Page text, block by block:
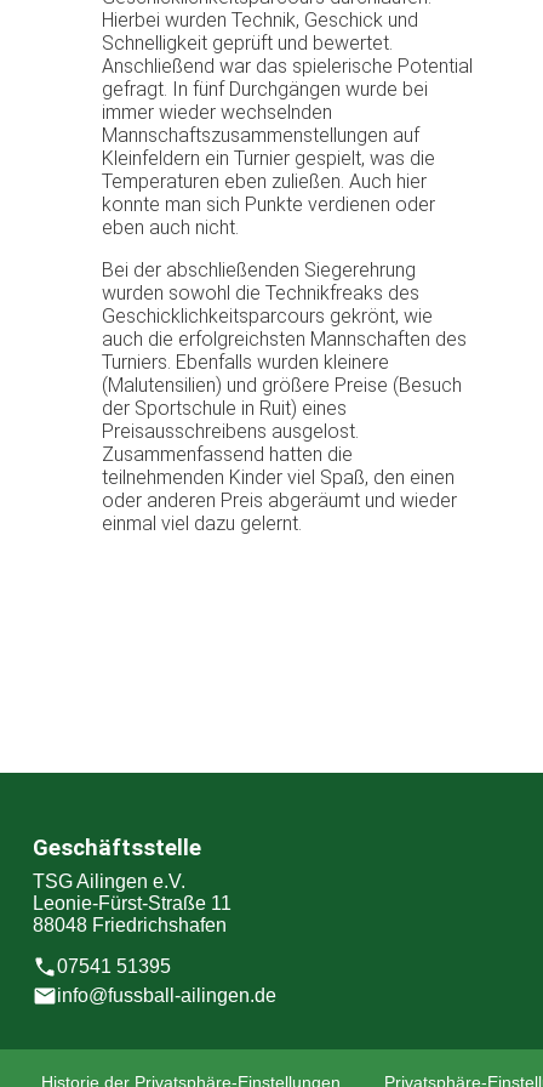
Hierbei wurden Technik, Geschick und
Schnelligkeit geprüft und bewertet.
Anschließend war das spielerische Potential
gefragt. In fünf Durchgängen wurde bei
immer wieder wechselnden
Mannschaftszusammenstellungen auf
Kleinfeldern ein Turnier gespielt, was die
Temperaturen eben zuließen. Auch hier
konnte man sich Punkte verdienen oder
eben auch nicht.
Bei der abschließenden Siegerehrung
wurden sowohl die Technikfreaks des
Geschicklichkeitsparcours gekrönt, wie
auch die erfolgreichsten Mannschaften des
Turniers. Ebenfalls wurden kleinere
(Malutensilien) und größere Preise (Besuch
der Sportschule in Ruit) eines
Preisausschreibens ausgelost.
Zusammenfassend hatten die
teilnehmenden Kinder viel Spaß, den einen
oder anderen Preis abgeräumt und wieder
einmal viel dazu gelernt.
Geschäftsstelle
TSG Ailingen e.V.
Leonie-Fürst-Straße 11
88048 Friedrichshafen
07541 51395
info@fussball-ailingen.de
Historie der Privatsphäre-Einstellungen Privatsphäre-